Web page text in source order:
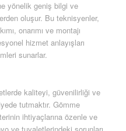
yönelik geniş bilgi ve
oluşur. Bu teknisyenler,
onarımı ve montajı
hizmet anlayışları
sunarlar.
kaliteyi, güvenilirliği ve
tutmaktır. Gömme
ihtiyaçlarına özenle ve
ve tuvaletlerindeki sorunları